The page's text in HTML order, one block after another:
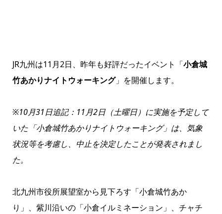
JR九州は11月2日、昨年も好評だったイベント「小倉城
竹あかりナイトウォーキング」を開催します。
※10月31日追記：11月2日（土曜日）に実施を予定して
いた「小倉城竹あかりナイトウォーキング」は、気象
状況等を考慮し、中止を決定したことが発表されまし
た。
北九州市役所展望室から見下ろす「小倉城竹あか
り」、紫川沿いの「小倉イルミネーション」、チャチ